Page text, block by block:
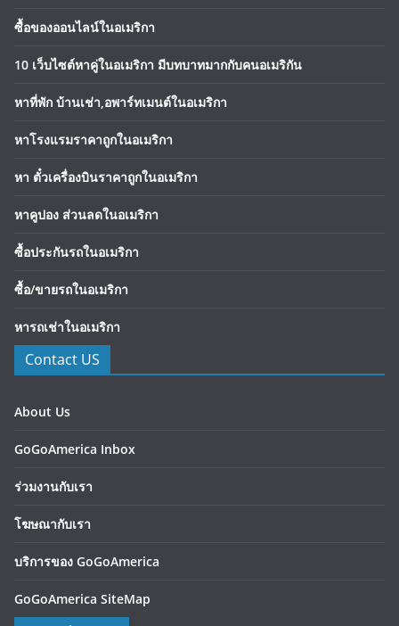
ซื้อของออนไลน์ในอเมริกา
10 เว็บไซต์หาคู่ในอเมริกา มีบทบาทมากกับคนอเมริกัน
หาที่พัก บ้านเช่า,อพาร์ทเมนต์ในอเมริกา
หาโรงแรมราคาถูกในอเมริกา
หา ตั๋วเครื่องบินราคาถูกในอเมริกา
หาคูปอง ส่วนลดในอเมริกา
ซื้อประกันรถในอเมริกา
ซื้อ/ขายรถในอเมริกา
หารถเช่าในอเมริกา
Contact US
About Us
GoGoAmerica Inbox
ร่วมงานกับเรา
โฆษณากับเรา
บริการของ GoGoAmerica
GoGoAmerica SiteMap